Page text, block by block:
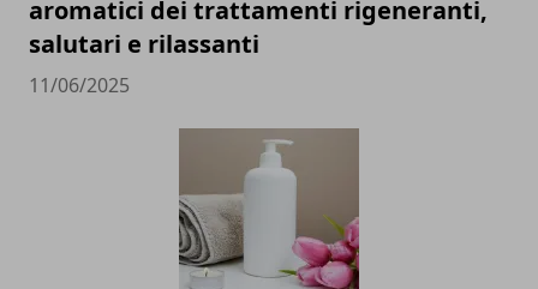
aromatici dei trattamenti rigeneranti,
salutari e rilassanti
11/06/2025